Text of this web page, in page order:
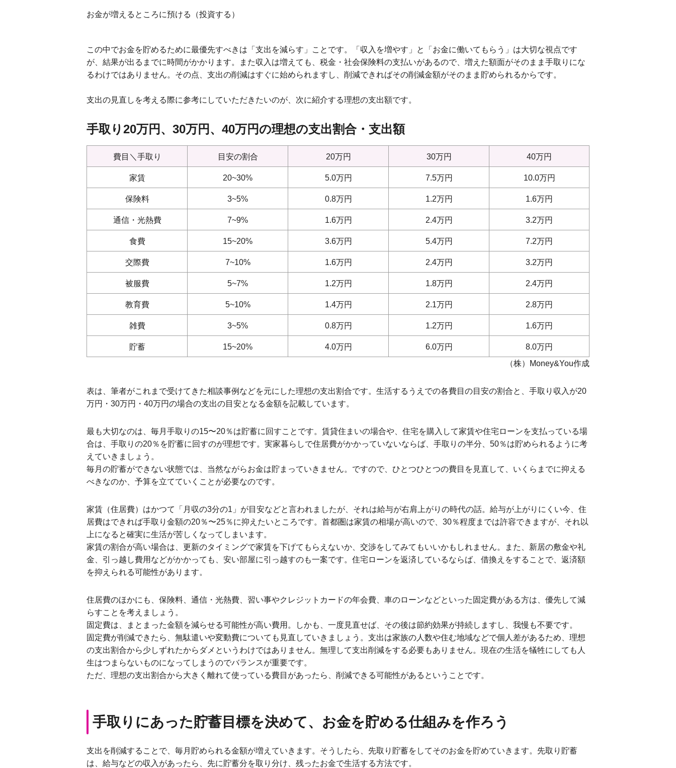
お金が増えるところに預ける（投資する）
この中でお金を貯めるために最優先すべきは「支出を減らす」ことです。「収入を増やす」と「お金に働いてもらう」は大切な視点です
が、結果が出るまでに時間がかかります。また収入は増えても、税金・社会保険料の支払いがあるので、増えた額面がそのまま手取りにな
るわけではありません。その点、支出の削減はすぐに始められますし、削減できればその削減金額がそのまま貯められるからです。
支出の見直しを考える際に参考にしていただきたいのが、次に紹介する理想の支出額です。
手取り20万円、30万円、40万円の理想の支出割合・支出額
費目＼手取り 目安の割合 20万円 30万円 40万円
家賃 20~30% 5.0万円 7.5万円 10.0万円
保険料 3~5% 0.8万円 1.2万円 1.6万円
通信・光熱費 7~9% 1.6万円 2.4万円 3.2万円
食費 15~20% 3.6万円 5.4万円 7.2万円
交際費 7~10% 1.6万円 2.4万円 3.2万円
被服費 5~7% 1.2万円 1.8万円 2.4万円
教育費 5~10% 1.4万円 2.1万円 2.8万円
雑費 3~5% 0.8万円 1.2万円 1.6万円
貯蓄 15~20% 4.0万円 6.0万円
8.0万円
（株）Money&You作成
表は、筆者がこれまで受けてきた相談事例などを元にした理想の支出割合です。生活するうえでの各費目の目安の割合と、手取り収入が20
万円・30万円・40万円の場合の支出の目安となる金額を記載しています。
最も大切なのは、毎月手取りの15〜20％は貯蓄に回すことです。賃貸住まいの場合や、住宅を購入して家賃や住宅ローンを支払っている場
合は、手取りの20％を貯蓄に回すのが理想です。実家暮らしで住居費がかかっていないならば、手取りの半分、50％は貯められるように考
えていきましょう。
毎月の貯蓄ができない状態では、当然ながらお金は貯まっていきません。ですので、ひとつひとつの費目を見直して、いくらまでに抑える
べきなのか、予算を立てていくことが必要なのです。
家賃（住居費）はかつて「月収の3分の1」が目安などと言われましたが、それは給与が右肩上がりの時代の話。給与が上がりにくい今、住
居費はできれば手取り金額の20％〜25％に抑えたいところです。首都圏は家賃の相場が高いので、30％程度までは許容できますが、それ以
上になると確実に生活が苦しくなってしまいます。
家賃の割合が高い場合は、更新のタイミングで家賃を下げてもらえないか、交渉をしてみてもいいかもしれません。また、新居の敷金や礼
金、引っ越し費用などがかかっても、安い部屋に引っ越すのも一案です。住宅ローンを返済しているならば、借換えをすることで、返済額
を抑えられる可能性があります。
住居費のほかにも、保険料、通信・光熱費、習い事やクレジットカードの年会費、車のローンなどといった固定費がある方は、優先して減
らすことを考えましょう。
固定費は、まとまった金額を減らせる可能性が高い費用。しかも、一度見直せば、その後は節約効果が持続しますし、我慢も不要です。
固定費が削減できたら、無駄遣いや変動費についても見直していきましょう。支出は家族の人数や住む地域などで個人差があるため、理想
の支出割合から少しずれたからダメというわけではありません。無理して支出削減をする必要もありません。現在の生活を犠牲にしても人
生はつまらないものになってしまうのでバランスが重要です。
ただ、理想の支出割合から大きく離れて使っている費目があったら、削減できる可能性があるということです。
手取りにあった貯蓄目標を決めて、お金を貯める仕組みを作ろう
支出を削減することで、毎月貯められる金額が増えていきます。そうしたら、先取り貯蓄をしてそのお金を貯めていきます。先取り貯蓄
は、給与などの収入があったら、先に貯蓄分を取り分け、残ったお金で生活する方法です。